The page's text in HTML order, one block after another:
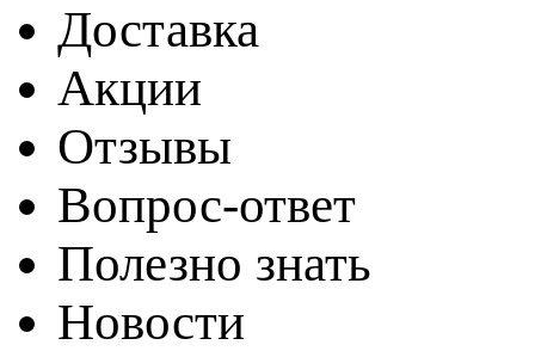
Доставка
Акции
Отзывы
Вопрос-ответ
Полезно знать
Новости